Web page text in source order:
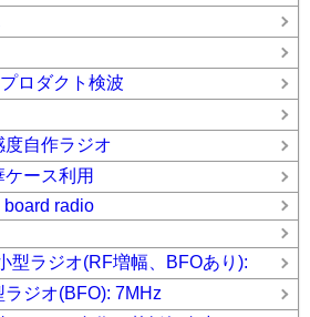
ロダクト検波
度自作ラジオ
ース利用
board radio
型ラジオ(RF増幅、BFOあり):
ジオ(BFO): 7MHz